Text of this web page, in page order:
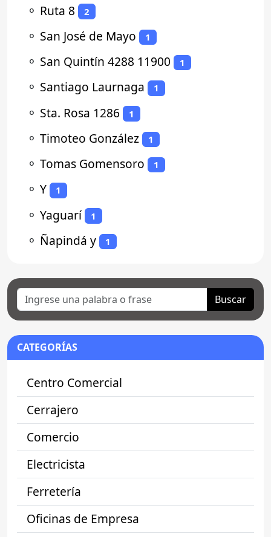
⚬ Ruta 8 2
⚬ San José de Mayo 1
⚬ San Quintín 4288 11900 1
⚬ Santiago Laurnaga 1
⚬ Sta. Rosa 1286 1
⚬ Timoteo González 1
⚬ Tomas Gomensoro 1
⚬ Y 1
⚬ Yaguarí 1
⚬ Ñapindá y 1
Buscar
CATEGORÍAS
Centro Comercial
Cerrajero
Comercio
Electricista
Ferretería
Oficinas de Empresa